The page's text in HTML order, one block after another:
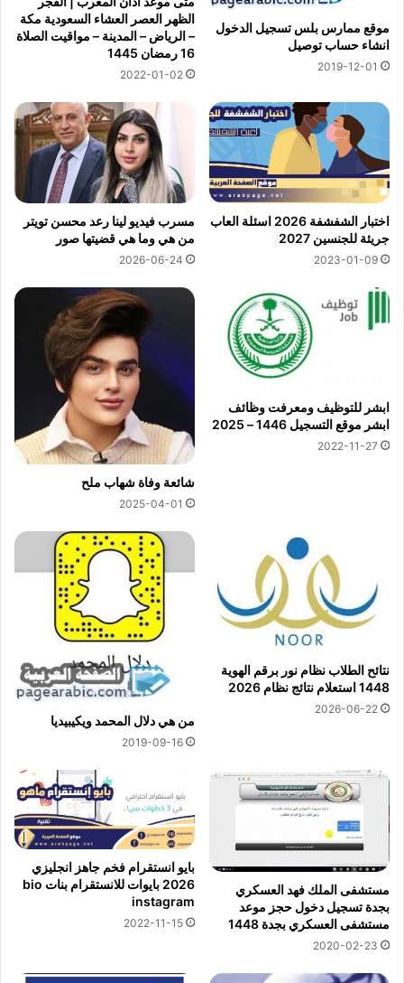
موقع ممارس بلس تسجيل الدخول
انشاء حساب توصيل
2019-12-01
الظهر العصر العشاء السعودية مكة
– الرياض – المدينة – مواقيت الصلاة
16 رمضان 1445
2022-01-02
اختبار الشفشفة 2026 اسئلة العاب
جريئة للجنسين 2027
2023-01-09
مسرب فيديو لينا رعد محسن تويتر
من هي وما هي قضيتها صور
2026-06-24
ابشر للتوظيف ومعرفت وظائف
ابشر موقع التسجيل 1446 – 2025
2022-11-27
شائعة وفاة شهاب ملح
2025-04-01
نتائح الطلاب نظام نور برقم الهوية
1448 استعلام نتائج نظام 2026
2026-06-22
من هي دلال المحمد ويكيبيديا
2019-09-16
مستشفى الملك فهد العسكري
بجدة تسجيل دخول حجز موعد
مستشفى العسكري بجدة 1448
2020-02-23
بايو انستقرام فخم جاهز انجليزي
2026 بايوات للانستقرام بنات bio
instagram
2022-11-15